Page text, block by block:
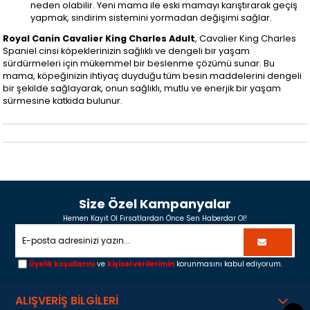
neden olabilir. Yeni mama ile eski mamayı karıştırarak geçiş
yapmak, sindirim sistemini yormadan değişimi sağlar.
Royal Canin Cavalier King Charles Adult, Cavalier King Charles
Spaniel cinsi köpeklerinizin sağlıklı ve dengeli bir yaşam
sürdürmeleri için mükemmel bir beslenme çözümü sunar. Bu
mama, köpeğinizin ihtiyaç duyduğu tüm besin maddelerini dengeli
bir şekilde sağlayarak, onun sağlıklı, mutlu ve enerjik bir yaşam
sürmesine katkıda bulunur.
Size Özel Kampanyalar
Hemen Kayıt Ol Fırsatlardan Önce Sen Haberdar Ol!
Üyelik koşullarını ve kişisel verilerimin korunmasını kabul ediyorum.
ALIŞVERİŞ BİLGİLERİ